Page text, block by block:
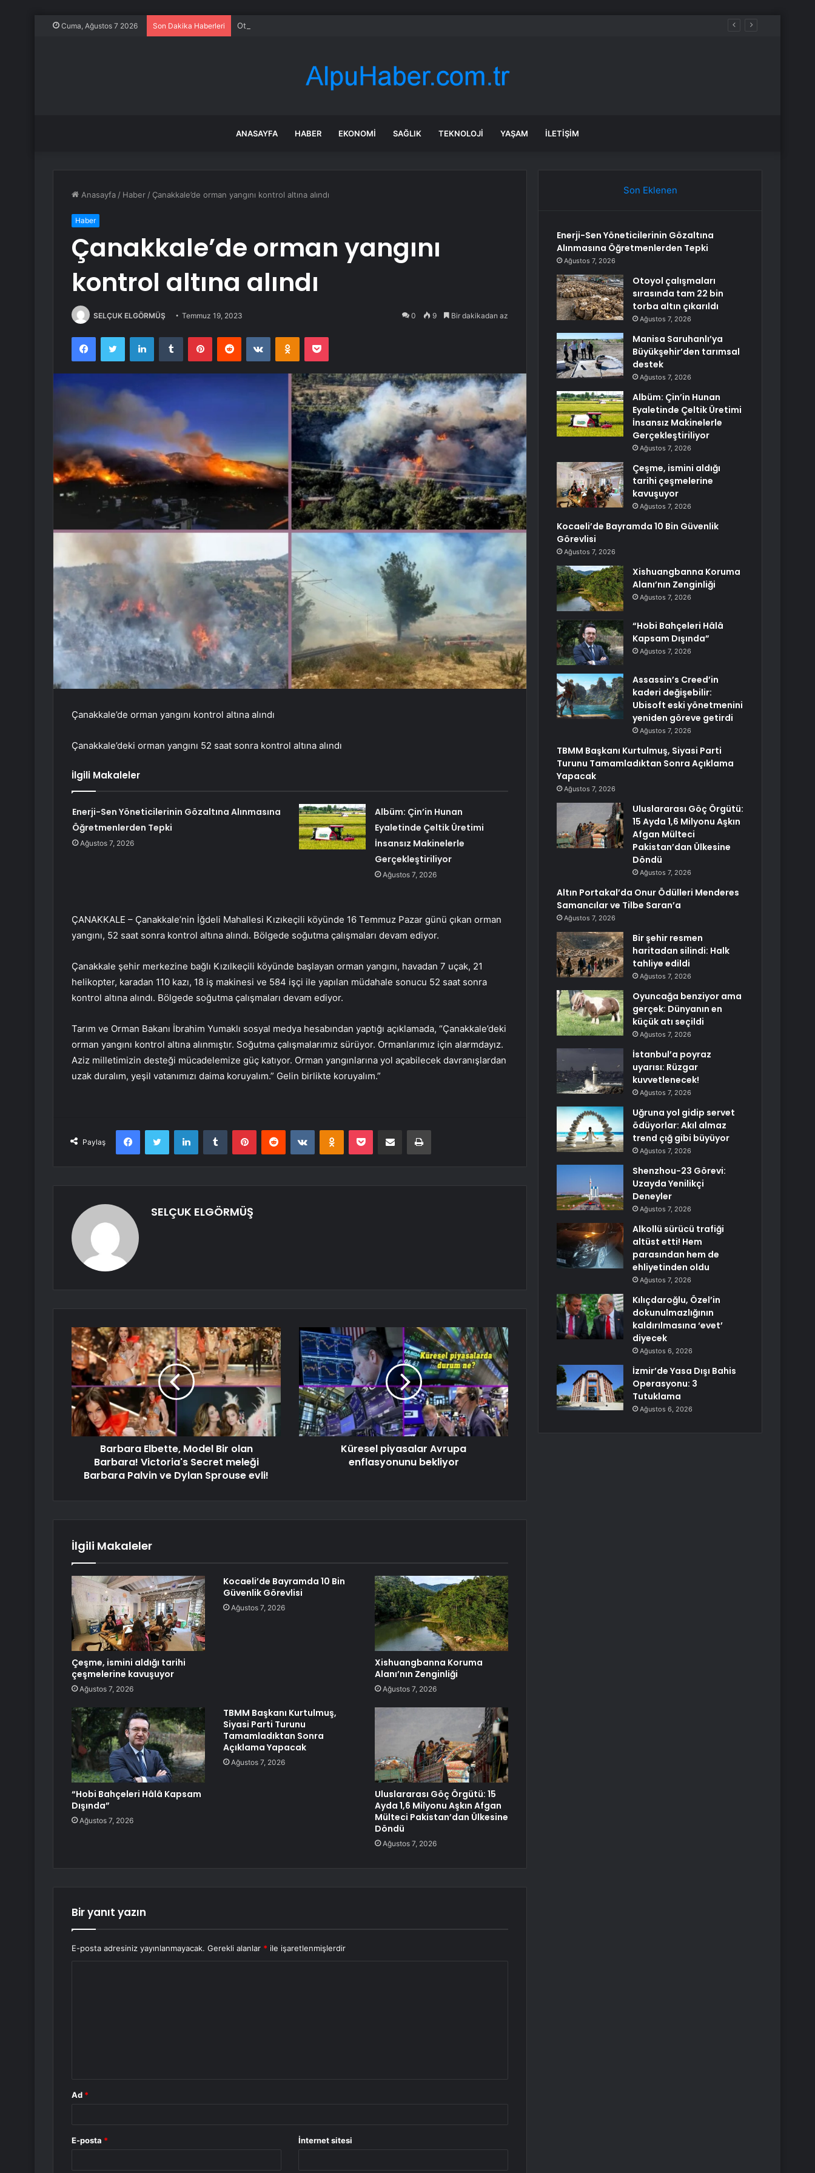
Cuma, Ağustos 7 2026 Son Dakika Haberleri Otoyol çalışmaları sırasında tam 22 bin torba altın çıkarıldı
ANASAYFA HABER EKONOMI SAĞLIK TEKNOLOJI YAŞAM İLETIŞIM
Anasayfa / Haber / Çanakkale’de orman yangını kontrol altına alındı
Haber
Çanakkale’de orman yangını
kontrol altına alındı
SELÇUK ELGÖRMÜŞ Temmuz 19, 2023 0 9 Bir dakikadan az
FacebookTwitter LinkedInTumblr PinterestReddit VKontakteOdnoklassniki
Pocket
Çanakkale’de orman yangını kontrol altına alındı
Çanakkale’deki orman yangını 52 saat sonra kontrol altına alındı
İlgili Makaleler
Enerji-Sen Yöneticilerinin Gözaltına Alınmasına
Öğretmenlerden Tepki
Ağustos 7, 2026
Albüm: Çin’in Hunan
Eyaletinde Çeltik Üretimi
İnsansız Makinelerle
Gerçekleştiriliyor
Ağustos 7, 2026
ÇANAKKALE – Çanakkale’nin İğdeli Mahallesi Kızıkeçili köyünde 16 Temmuz Pazar günü çıkan orman
yangını, 52 saat sonra kontrol altına alındı. Bölgede soğutma çalışmaları devam ediyor.
Çanakkale şehir merkezine bağlı Kızılkeçili köyünde başlayan orman yangını, havadan 7 uçak, 21
helikopter, karadan 110 kazı, 18 iş makinesi ve 584 işçi ile yapılan müdahale sonucu 52 saat sonra
kontrol altına alındı. Bölgede soğutma çalışmaları devam ediyor.
Tarım ve Orman Bakanı İbrahim Yumaklı sosyal medya hesabından yaptığı açıklamada, “Çanakkale’deki
orman yangını kontrol altına alınmıştır. Soğutma çalışmalarımız sürüyor. Ormanlarımız için alarmdayız.
Aziz milletimizin desteği mücadelemize güç katıyor. Orman yangınlarına yol açabilecek davranışlardan
uzak duralım, yeşil vatanımızı daima koruyalım.” Gelin birlikte koruyalım.”
Paylaş
FacebookTwitter LinkedInTumblr PinterestReddit VKontakteOdnoklassniki
Pocket E-Posta ile paylaş Yazdır
SELÇUK ELGÖRMÜŞ
Barbara Elbette, Model Bir olan
Barbara! Victoria's Secret meleği
Barbara Palvin ve Dylan Sprouse evli!
Küresel piyasalar Avrupa
enflasyonunu bekliyor
İlgili Makaleler
Çeşme, ismini aldığı tarihi
çeşmelerine kavuşuyor
Ağustos 7, 2026
Kocaeli’de Bayramda 10 Bin
Güvenlik Görevlisi
Ağustos 7, 2026
Xishuangbanna Koruma
Alanı’nın Zenginliği
Ağustos 7, 2026
“Hobi Bahçeleri Hâlâ Kapsam
Dışında”
Ağustos 7, 2026
TBMM Başkanı Kurtulmuş,
Siyasi Parti Turunu
Tamamladıktan Sonra
Açıklama Yapacak
Ağustos 7, 2026
Uluslararası Göç Örgütü: 15
Ayda 1,6 Milyonu Aşkın Afgan
Mülteci Pakistan’dan Ülkesine
Döndü
Ağustos 7, 2026
Bir yanıt yazın
E-posta adresiniz yayınlanmayacak. Gerekli alanlar * ile işaretlenmişlerdir
Ad *
E-posta * İnternet sitesi
Son Eklenen
Enerji-Sen Yöneticilerinin Gözaltına
Alınmasına Öğretmenlerden Tepki
Ağustos 7, 2026
Otoyol çalışmaları
sırasında tam 22 bin
torba altın çıkarıldı
Ağustos 7, 2026
Manisa Saruhanlı’ya
Büyükşehir’den tarımsal
destek
Ağustos 7, 2026
Albüm: Çin’in Hunan
Eyaletinde Çeltik Üretimi
İnsansız Makinelerle
Gerçekleştiriliyor
Ağustos 7, 2026
Çeşme, ismini aldığı
tarihi çeşmelerine
kavuşuyor
Ağustos 7, 2026
Kocaeli’de Bayramda 10 Bin Güvenlik
Görevlisi
Ağustos 7, 2026
Xishuangbanna Koruma
Alanı’nın Zenginliği
Ağustos 7, 2026
“Hobi Bahçeleri Hâlâ
Kapsam Dışında”
Ağustos 7, 2026
Assassin’s Creed’in
kaderi değişebilir:
Ubisoft eski yönetmenini
yeniden göreve getirdi
Ağustos 7, 2026
TBMM Başkanı Kurtulmuş, Siyasi Parti
Turunu Tamamladıktan Sonra Açıklama
Yapacak
Ağustos 7, 2026
Uluslararası Göç Örgütü:
15 Ayda 1,6 Milyonu Aşkın
Afgan Mülteci
Pakistan’dan Ülkesine
Döndü
Ağustos 7, 2026
Altın Portakal’da Onur Ödülleri Menderes
Samancılar ve Tilbe Saran’a
Ağustos 7, 2026
Bir şehir resmen
haritadan silindi: Halk
tahliye edildi
Ağustos 7, 2026
Oyuncağa benziyor ama
gerçek: Dünyanın en
küçük atı seçildi
Ağustos 7, 2026
İstanbul’a poyraz
uyarısı: Rüzgar
kuvvetlenecek!
Ağustos 7, 2026
Uğruna yol gidip servet
ödüyorlar: Akıl almaz
trend çığ gibi büyüyor
Ağustos 7, 2026
Shenzhou-23 Görevi:
Uzayda Yenilikçi
Deneyler
Ağustos 7, 2026
Alkollü sürücü trafiği
altüst etti! Hem
parasından hem de
ehliyetinden oldu
Ağustos 7, 2026
Kılıçdaroğlu, Özel’in
dokunulmazlığının
kaldırılmasına ‘evet’
diyecek
Ağustos 6, 2026
İzmir’de Yasa Dışı Bahis
Operasyonu: 3
Tutuklama
Ağustos 6, 2026